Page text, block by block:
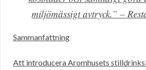
miljömässigt avtryck.” –
Sammanfattning
Att introducera Aromhusets